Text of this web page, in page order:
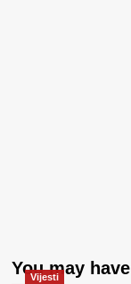
You may
Vijesti